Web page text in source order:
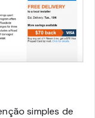
simples de